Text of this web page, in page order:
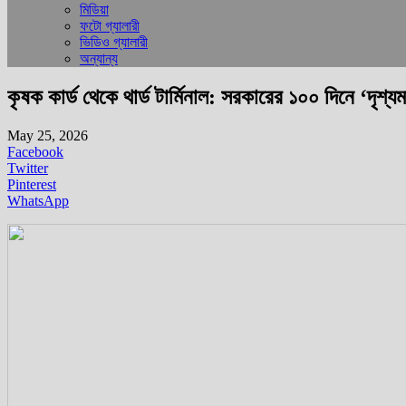
মিডিয়া
ফটো গ্যালারী
ভিডিও গ্যালারী
অন্যান্য
কৃষক কার্ড থেকে থার্ড টার্মিনাল: সরকারের ১০০ দিনে
May 25, 2026
Facebook
Twitter
Pinterest
WhatsApp